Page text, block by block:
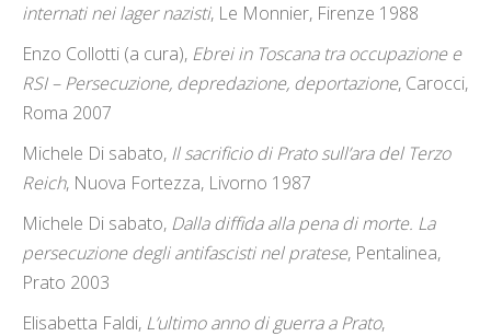
internati nei lager nazisti, Le Monnier, Firenze 1988
Enzo Collotti (a cura), Ebrei in Toscana tra occupazione e
RSI – Persecuzione, depredazione, deportazione, Carocci,
Roma 2007
Michele Di sabato, Il sacrificio di Prato sull’ara del Terzo
Reich, Nuova Fortezza, Livorno 1987
Michele Di sabato, Dalla diffida alla pena di morte. La
persecuzione degli antifascisti nel pratese, Pentalinea,
Prato 2003
Elisabetta Faldi, L’ultimo anno di guerra a Prato,